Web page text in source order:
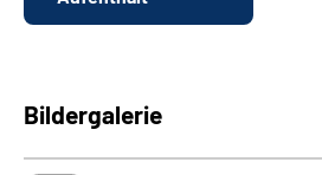
Bildergalerie